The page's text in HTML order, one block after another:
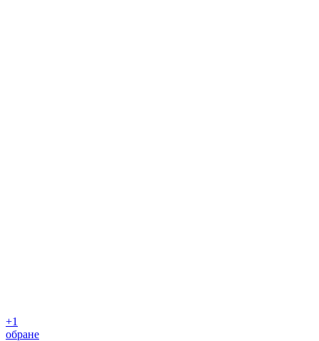
+1
обране